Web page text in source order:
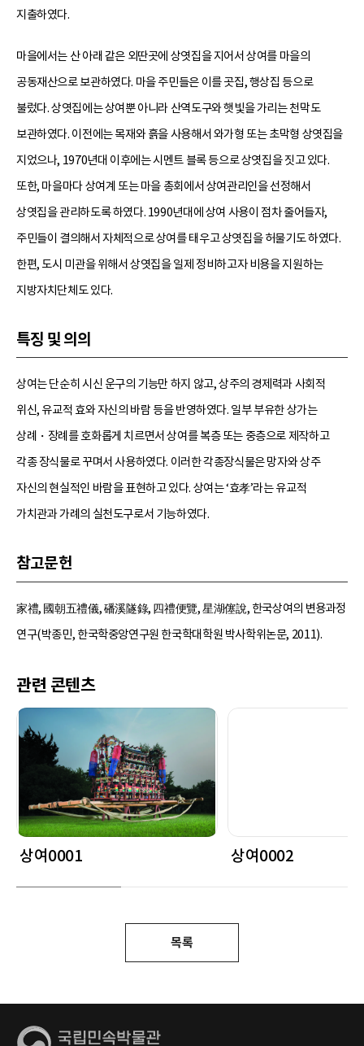
지출하였다.
마을에서는 산 아래 같은 외딴곳에 상엿집을 지어서 상여를 마을의
공동재산으로 보관하였다. 마을 주민들은 이를 곳집, 행상집 등으로
불렀다. 상엿집에는 상여뿐 아니라 산역도구와 햇빛을 가리는 천막도
보관하였다. 이전에는 목재와 흙을 사용해서 와가형 또는 초막형 상엿집을
지었으나, 1970년대 이후에는 시멘트 블록 등으로 상엿집을 짓고 있다.
또한, 마을마다 상여계 또는 마을 총회에서 상여관리인을 선정해서
상엿집을 관리하도록 하였다. 1990년대에 상여 사용이 점차 줄어들자,
주민들이 결의해서 자체적으로 상여를 태우고 상엿집을 허물기도 하였다.
한편, 도시 미관을 위해서 상엿집을 일제 정비하고자 비용을 지원하는
지방자치단체도 있다.
특징 및 의의
상여는 단순히 시신 운구의 기능만 하지 않고, 상주의 경제력과 사회적
위신, 유교적 효와 자신의 바람 등을 반영하였다. 일부 부유한 상가는
상례・장례를 호화롭게 치르면서 상여를 복층 또는 중층으로 제작하고
각종 장식물로 꾸며서 사용하였다. 이러한 각종장식물은 망자와 상주
자신의 현실적인 바람을 표현하고 있다. 상여는 ‘효孝’라는 유교적
가치관과 가례의 실천도구로서 기능하였다.
참고문헌
家禮, 國朝五禮儀, 磻溪隧錄, 四禮便覽, 星湖僿說, 한국상여의 변용과정
연구(박종민, 한국학중앙연구원 한국학대학원 박사학위논문, 2011).
관련 콘텐츠
상여0001 상여0002
목록